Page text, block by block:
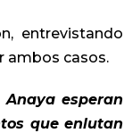
entrevistando
ambos casos.
esperan
que enlutan